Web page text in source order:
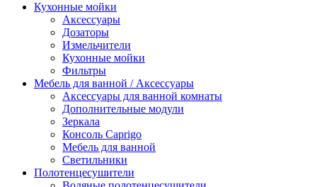
Кухонные мойки
Аксессуары
Дозаторы
Измельчители
Кухонные мойки
Фильтры
Мебель для ванной / Аксессуары
Аксессуары для ванной комнаты
Дополнительные модули
Зеркала
Консоль Caprigo
Мебель для ванной
Светильники
Полотенцесушители